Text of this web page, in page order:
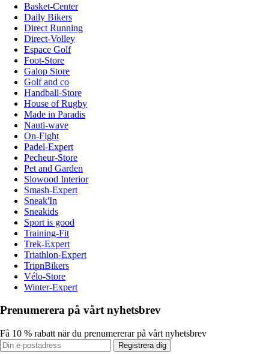
Basket-Center
Daily Bikers
Direct Running
Direct-Volley
Espace Golf
Foot-Store
Galop Store
Golf and co
Handball-Store
House of Rugby
Made in Paradis
Nauti-wave
On-Fight
Padel-Expert
Pecheur-Store
Pet and Garden
Slowood Interior
Smash-Expert
Sneak'In
Sneakids
Sport is good
Training-Fit
Trek-Expert
Triathlon-Expert
TripnBikers
Vélo-Store
Winter-Expert
Prenumerera på vårt nyhetsbrev
Få 10 % rabatt när du prenumererar på vårt nyhetsbrev
Registrera dig